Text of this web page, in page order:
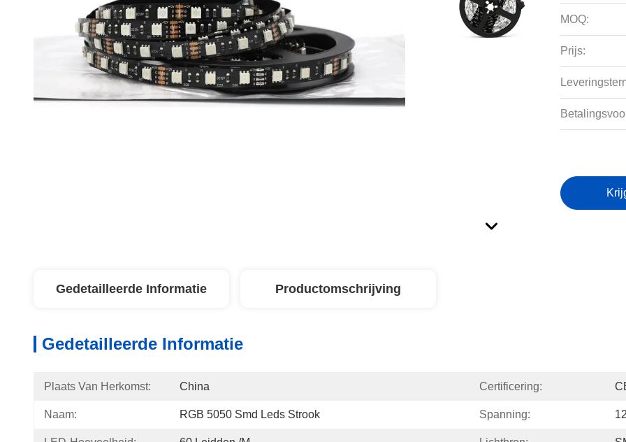
MOQ:
Prijs:
Gedetailleerde Informatie Productomschrijving
Gedetailleerde Informatie
Plaats Van Herkomst: China Certificering:
Naam: RGB 5050 Smd Leds Strook Spanning: